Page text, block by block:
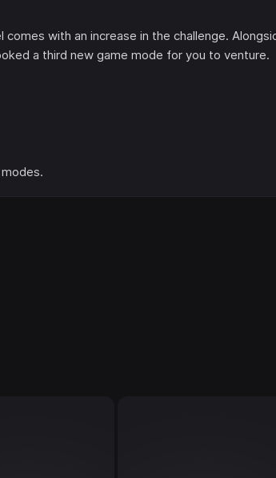
comes with an increase in the challenge.
a third new game mode for you to venture.